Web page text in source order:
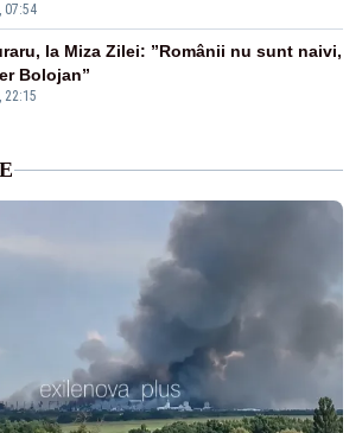
07:54
22:15
la Miza Zilei: ”Românii nu sunt naivi,
Bolojan”